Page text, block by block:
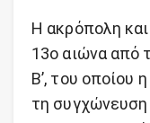
Η ακρόπολη
13ο αιώνα από
Β’, του οποίου
τη συγχώνευση